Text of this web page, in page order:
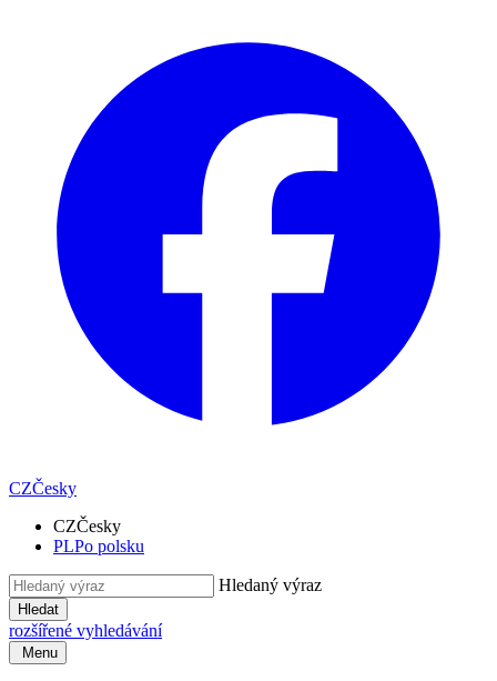
CZČesky
CZČesky
PLPo polsku
Hledaný výraz
Hledat
rozšířené vyhledávání
Menu